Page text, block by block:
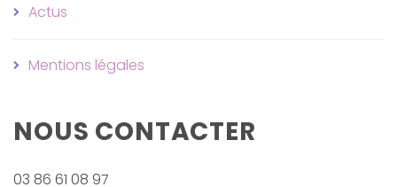
Actus
Mentions légales
NOUS CONTACTER
03 86 61 08 97